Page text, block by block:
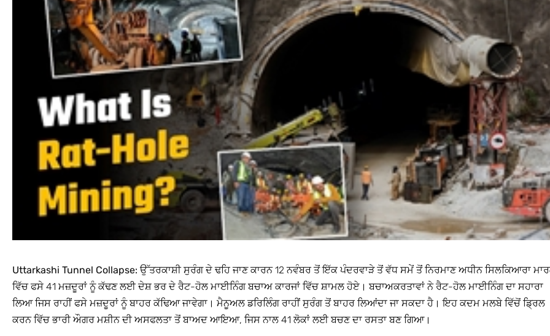
Uttarkashi Tunnel Collapse: ਉੱਤਰਕਾਸ਼ੀ ਸੁਰੰਗ ਦੇ ਢਹਿ ਜਾਣ ਕਾਰਨ 12 ਨਵੰਬਰ ਤੋਂ ਇੱਕ ਪੰਦਰਵਾੜੇ ਤੋਂ ਵੱਧ ਸਮੇਂ ਤੋਂ ਨਿਰਮਾਣ ਅਧੀਨ ਸਿਲਕਿਆਰਾ
ਵਿੱਚ ਫਸੇ 41 ਮਜ਼ਦੂਰਾਂ ਨੂੰ ਕੱਢਣ ਲਈ ਦੇਸ਼ ਭਰ ਦੇ ਰੈਟ-ਹੋਲ ਮਾਈਨਿੰਗ ਬਚਾਅ ਕਾਰਜਾਂ ਵਿੱਚ ਸ਼ਾਮਲ ਹੋਏ। ਬਚਾਅਕਰਤਾਵਾਂ ਨੇ ਰੈਟ-ਹੋਲ ਮਾਈਨਿੰਗ ਦਾ ਸਹਾਰਾ
ਲਿਆ ਜਿਸ ਰਾਹੀਂ ਫਸੇ ਮਜ਼ਦੂਰਾਂ ਨੂੰ ਬਾਹਰ ਕੱਢਿਆ ਜਾਵੇਗਾ। ਮੈਨੂਅਲ ਡਰਿਲਿੰਗ ਰਾਹੀਂ ਸੁਰੰਗ ਤੋਂ ਬਾਹਰ ਲਿਆਂਦਾ ਜਾ ਸਕਦਾ ਹੈ। ਇਹ ਕਦਮ ਮਲਬੇ ਵਿੱਚੋਂ ਡ੍ਰਿਲ
ਕਰਨ ਵਿੱਚ ਭਾਰੀ ਔਗਰ ਮਸ਼ੀਨ ਦੀ ਅਸਫਲਤਾ ਤੋਂ ਬਾਅਦ ਆਇਆ, ਜਿਸ ਨਾਲ 41 ਲੋਕਾਂ ਲਈ ਬਚਣ ਦਾ ਰਸਤਾ ਬਣ ਗਿਆ।